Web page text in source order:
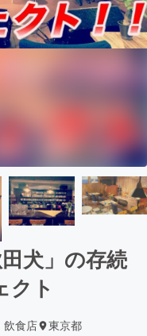
犬」の存続
クト
飲食店 東京都